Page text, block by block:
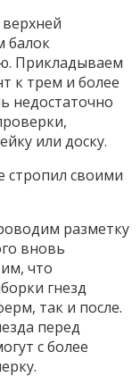
балок
Прикладываем
к трем и более
недостаточно
или доску.
разметку
вновь
что
гнезд
так и после.
перед
с более